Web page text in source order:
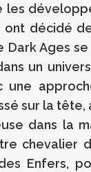
les
décidé
Dark Ages
un
une
sur la
dans la
chevalier
Enfers,